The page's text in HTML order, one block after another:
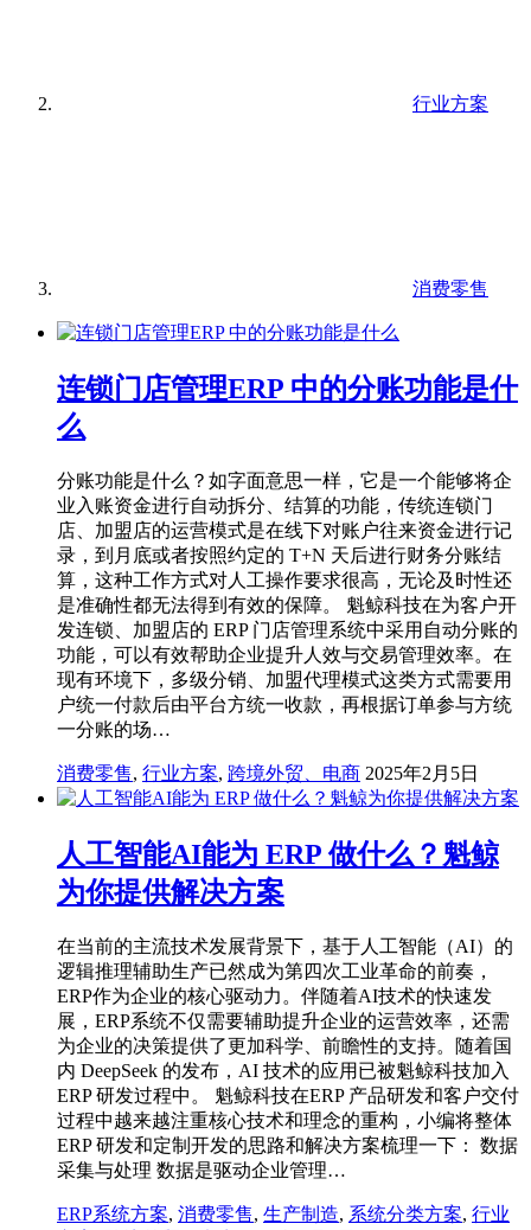
行业方案
消费零售
连锁门店管理ERP 中的分账功能是什
么
分账功能是什么？如字面意思一样，它是一个能够将企
业入账资金进行自动拆分、结算的功能，传统连锁门
店、加盟店的运营模式是在线下对账户往来资金进行记
录，到月底或者按照约定的 T+N 天后进行财务分账结
算，这种工作方式对人工操作要求很高，无论及时性还
是准确性都无法得到有效的保障。 魁鲸科技在为客户开
发连锁、加盟店的 ERP 门店管理系统中采用自动分账的
功能，可以有效帮助企业提升人效与交易管理效率。在
现有环境下，多级分销、加盟代理模式这类方式需要用
户统一付款后由平台方统一收款，再根据订单参与方统
一分账的场…
消费零售, 行业方案, 跨境外贸、电商 2025年2月5日
人工智能AI能为 ERP 做什么？魁鲸
为你提供解决方案
在当前的主流技术发展背景下，基于人工智能（AI）的
逻辑推理辅助生产已然成为第四次工业革命的前奏，
ERP作为企业的核心驱动力。伴随着AI技术的快速发
展，ERP系统不仅需要辅助提升企业的运营效率，还需
为企业的决策提供了更加科学、前瞻性的支持。随着国
内 DeepSeek 的发布，AI 技术的应用已被魁鲸科技加入
ERP 研发过程中。 魁鲸科技在ERP 产品研发和客户交付
过程中越来越注重核心技术和理念的重构，小编将整体
ERP 研发和定制开发的思路和解决方案梳理一下： 数据
采集与处理 数据是驱动企业管理…
ERP系统方案, 消费零售, 生产制造, 系统分类方案, 行业